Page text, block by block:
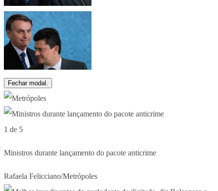
Fechar modal.
1 de 5
Ministros durante lançamento do pacote anticrime
Rafaela Felicciano/Metrópoles